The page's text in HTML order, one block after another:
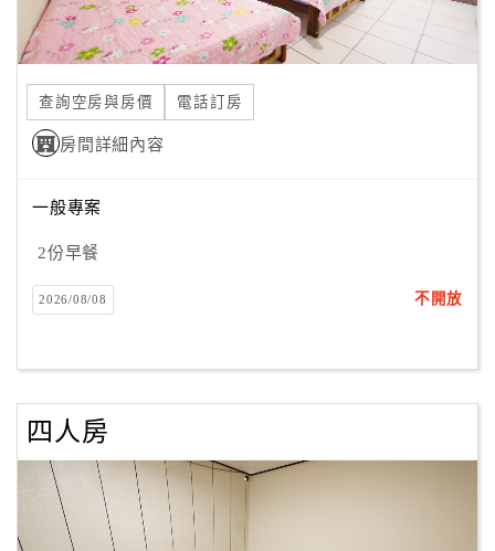
訂
單
管
理
員
戶
客
服
聯
查詢空房與房價 電話訂房
房間詳細內容
一般專案
2份早餐
2026/08/08 不開放
四人房